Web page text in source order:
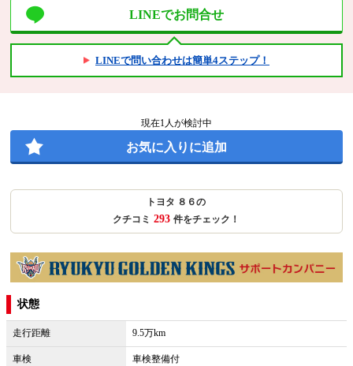
LINEでお問合せ
LINEで問い合わせは簡単4ステップ！
現在1人が検討中
お気に入りに追加
トヨタ ８６の
クチコミ 293 件をチェック！
状態
走行距離 9.5万km
車検 車検整備付